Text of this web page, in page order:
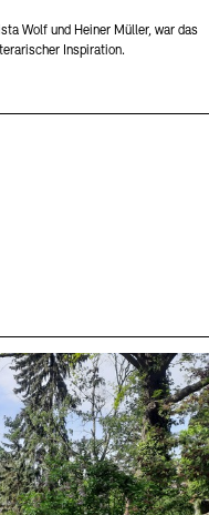
Wolf und Heiner Müller, war das
Inspiration.